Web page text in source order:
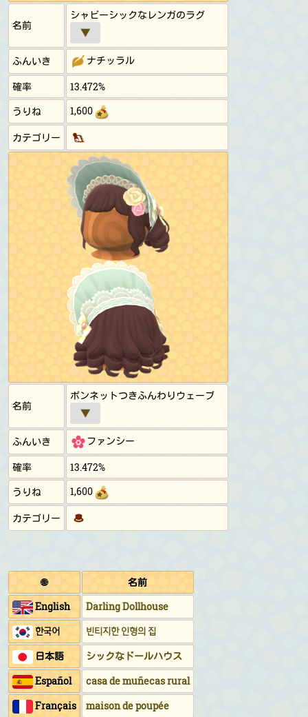
名前
シャビーシックなレンガのラグ
▼
ふんいき
ナチッラル
確率
13.472%
うりね
1,600
カテゴリー
名前
ボンネットつきふんわりウェーブ
▼
ふんいき
ファンシー
確率
13.472%
うりね
1,600
カテゴリー
🌐
名前
English
Darling Dollhouse
한국어
빈티지한 인형의 집
日本語
シックなドールハウス
Español
casa de muñecas rural
Français
maison de poupée